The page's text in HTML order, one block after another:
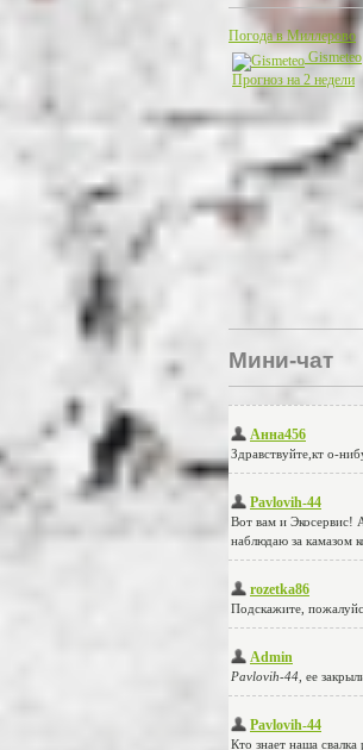
Погода в Миллерово
Gismeteo
Прогноз на 2 недели
Мини-чат